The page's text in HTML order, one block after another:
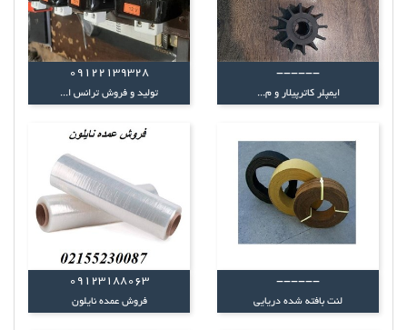
------
ایمپلر کاترپیلار و م...
09122139328
تولید و فروش ترانس ا...
------
لنت بافته شده دریایی
09123188063
فروش عمده نایلون